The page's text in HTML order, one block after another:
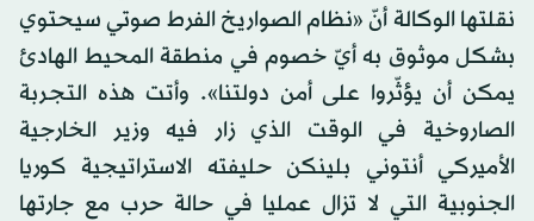
نقلتها الوكالة أنّ «نظام الصواريخ الفرط صوتي سيحتوي
بشكل موثوق به أيّ خصوم في منطقة المحيط الهادئ
يمكن أن يؤثّروا على أمن دولتنا». وأتت هذه التجربة
الصاروخية في الوقت الذي زار فيه وزير الخارجية
الأميركي أنتوني بلينكن حليفته الاستراتيجية كوريا
الجنوبية التي لا تزال عمليا في حالة حرب مع جارتها